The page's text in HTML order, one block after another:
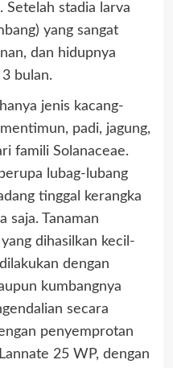
Setelah stadia larva
yang sangat
dan hidupnya
bulan.
jenis kacang-
padi, jagung,
famili Solanaceae.
lubag-lubang
tinggal kerangka
saja. Tanaman
dihasilkan kecil-
dengan
kumbangnya
secara
penyemprotan
25 WP, dengan